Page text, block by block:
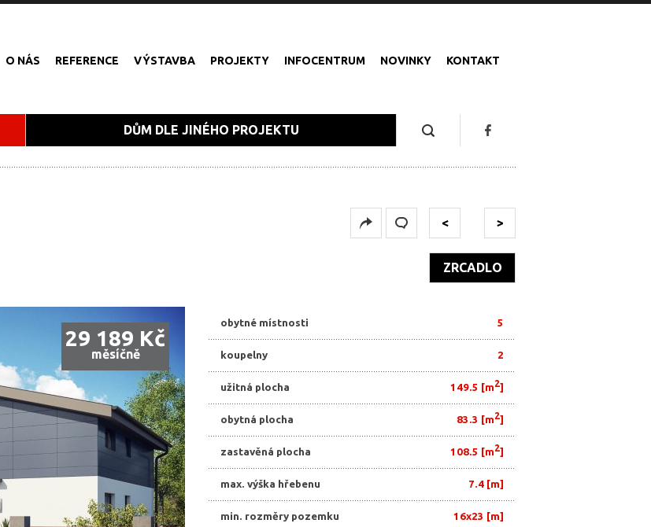
O NÁS REFERENCE VÝSTAVBA PROJEKTY INFOCENTRUM NOVINKY KONTAKT
DŮM DLE JINÉHO PROJEKTU
>
<
ZRCADLO
29 189 Kč
měsíčně
obytné místnosti 5
koupelny 2
užitná plocha 149.5 [m2]
obytná plocha 83.3 [m2]
zastavěná plocha 108.5 [m2]
max. výška hřebenu 7.4 [m]
min. rozměry pozemku 16x23 [m]